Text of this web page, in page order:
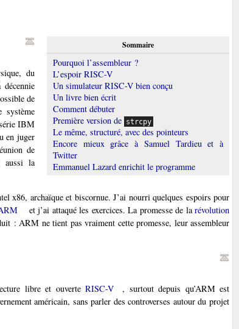
Sommaire
Pourquoi l’assembleur ?
L’espoir RISC-V
Un simulateur RISC-V bien conçu
Un livre bien écrit
Comment débuter
Première version de strcpy
Le même, structuré, avec des pointeurs
Encore mieux grâce à Samuel Tardieu et à
Twitter
Emmanuel Lazard enrichit le programme
du
de
système
IBM
en juger
de
aussi la
x86, archaïque et biscornue. J’ai nourri quelques espoirs pour
et j’ai attaqué les exercices. La promesse de larévolution
: ARM ne tient pas vraiment cette promesse, leur assembleur
libre et ouverteRISC-V
, surtout depuis qu’ARM est
américain, sans parler des controverses autour du projet